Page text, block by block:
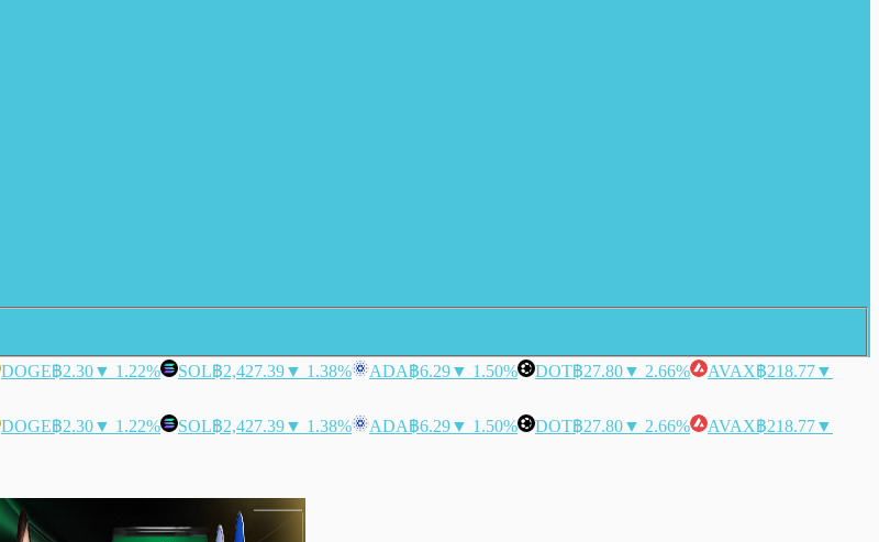
DOGE฿2.30▼ 1.22% SOL฿2,427.39▼ 1.38% ADA฿6.29▼ 1.50% DOT฿27.80▼ 2.66% AVAX฿218.77▼
DOGE฿2.30▼ 1.22% SOL฿2,427.39▼ 1.38% ADA฿6.29▼ 1.50% DOT฿27.80▼ 2.66% AVAX฿218.77▼